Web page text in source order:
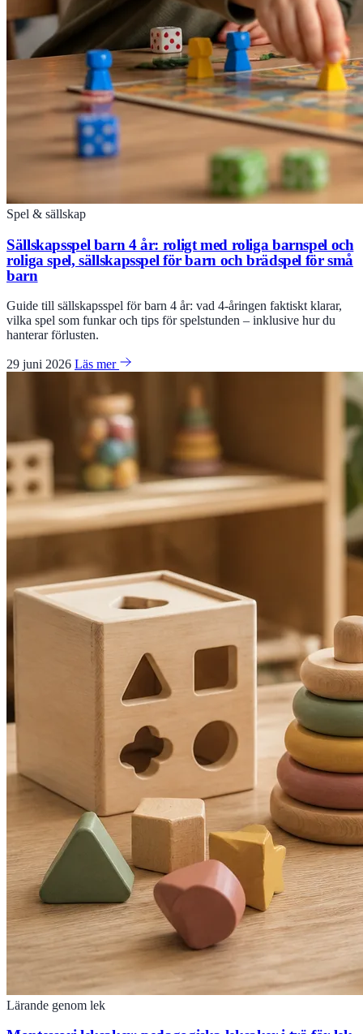
Spel & sällskap
Sällskapsspel barn 4 år: roligt med roliga barnspel och
roliga spel, sällskapsspel för barn och brädspel för små
barn
Guide till sällskapsspel för barn 4 år: vad 4-åringen faktiskt klarar,
vilka spel som funkar och tips för spelstunden – inklusive hur du
hanterar förlusten.
29 juni 2026 Läs mer
Lärande genom lek